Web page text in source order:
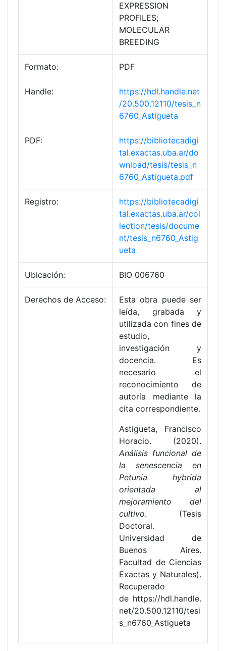
EXPRESSION
PROFILES;
MOLECULAR
BREEDING
Formato: PDF
Handle:
https://hdl.handle.net
/20.500.12110/tesis_n
6760_Astigueta
PDF:
https://bibliotecadigi
tal.exactas.uba.ar/do
wnload/tesis/tesis_n
6760_Astigueta.pdf
Registro:
https://bibliotecadigi
tal.exactas.uba.ar/col
lection/tesis/docume
nt/tesis_n6760_Astig
ueta
Ubicación: BIO 006760
Derechos de Acceso:
Esta obra puede ser
leída, grabada y
utilizada con fines de
estudio,
investigación y
docencia. Es
necesario el
reconocimiento de
autoría mediante la
cita correspondiente.
Astigueta, Francisco
Horacio. (2020).
Análisis funcional de
la senescencia en
Petunia hybrida
orientada al
mejoramiento del
cultivo. (Tesis
Doctoral.
Universidad de
Buenos Aires.
Facultad de Ciencias
Exactas y Naturales).
Recuperado
de https://hdl.handle.
net/20.500.12110/tesi
s_n6760_Astigueta